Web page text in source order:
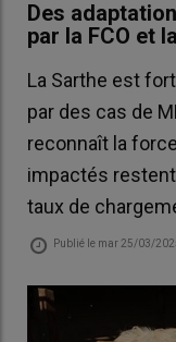
Des
par la FCO et
La Sarthe est
par des cas de
reconnaît la
impactés
taux de
Publié le mar 25/03/